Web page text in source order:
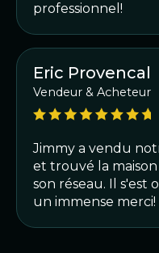
professionnel!
Eric Provencal
Vendeur & Acheteur
Jimmy a vendu
et trouvé la
son réseau. Il
un immense merci!